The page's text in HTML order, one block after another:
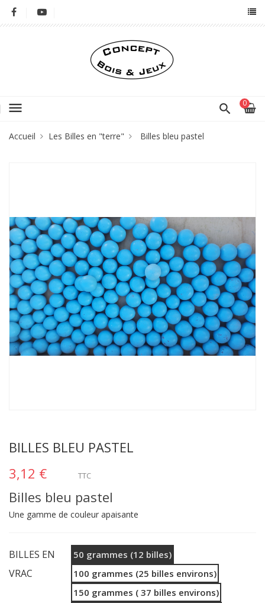
menu 0
Accueil Les Billes en "terre" Billes bleu pastel
BILLES BLEU PASTEL
3,12 €
TTC
Billes bleu pastel
Une gamme de couleur apaisante
BILLES EN
VRAC
50 grammes (12 billes)
100 grammes (25 billes environs)
150 grammes ( 37 billes environs)